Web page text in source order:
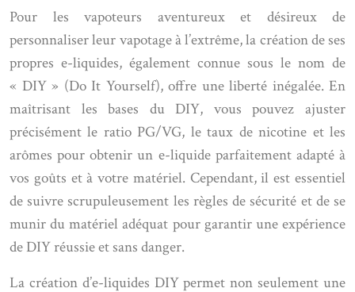
Pour les vapoteurs aventureux et désireux de
personnaliser leur vapotage à l’extrême, la création de ses
propres e-liquides, également connue sous le nom de
« DIY » (Do It Yourself), offre une liberté inégalée. En
maîtrisant les bases du DIY, vous pouvez ajuster
précisément le ratio PG/VG, le taux de nicotine et les
arômes pour obtenir un e-liquide parfaitement adapté à
vos goûts et à votre matériel. Cependant, il est essentiel
de suivre scrupuleusement les règles de sécurité et de se
munir du matériel adéquat pour garantir une expérience
de DIY réussie et sans danger.
La création d’e-liquides DIY permet non seulement une